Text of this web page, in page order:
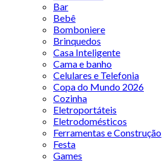
Bar
Bebê
Bomboniere
Brinquedos
Casa Inteligente
Cama e banho
Celulares e Telefonia
Copa do Mundo 2026
Cozinha
Eletroportáteis
Eletrodomésticos
Ferramentas e Construção
Festa
Games